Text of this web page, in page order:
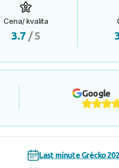
Cena/ kvalita
3.7 / 5
Google
Last minute Grécko